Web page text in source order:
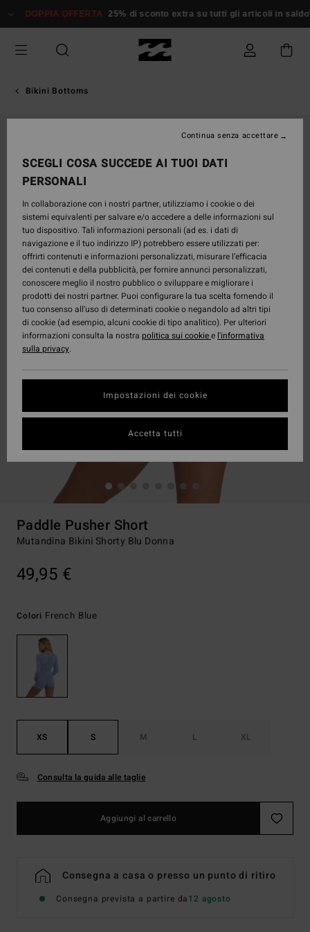
alle
prodotto
DOPPIA OFFERTA 25% di sconto extra su tutti gli articoli in saldo*
Bikini Bottoms
Paddle Pusher Short
Mutandina Bikini Shorty Blu Donna
49,95 €
Colori French Blue
XS S M L XL
Consulta la guida alle taglie
Aggiungi al carrello
Consegna a casa o presso un punto di ritiro
Consegna prevista a partire da12 agosto
SCEGLI COSA SUCCEDE AI TUOI DATI
PERSONALI
In collaborazione con i nostri partner, utilizziamo i cookie o dei
sistemi equivalenti per salvare e/o accedere a delle informazioni sul
tuo dispositivo. Tali informazioni personali (ad es. i dati di
navigazione e il tuo indirizzo IP) potrebbero essere utilizzati per:
offrirti contenuti e informazioni personalizzati, misurare l’efficacia
dei contenuti e della pubblicità, per fornire annunci personalizzati,
conoscere meglio il nostro pubblico o sviluppare e migliorare i
prodotti dei nostri partner. Puoi configurare la tua scelta fornendo il
tuo consenso all’uso di determinati cookie o negandolo ad altri tipi
di cookie (ad esempio, alcuni cookie di tipo analitico). Per ulteriori
informazioni consulta la nostra politica sui cookiee l'informativa
sulla privacy.
Impostazioni dei cookie
Continua senza accettare
Accetta tutti